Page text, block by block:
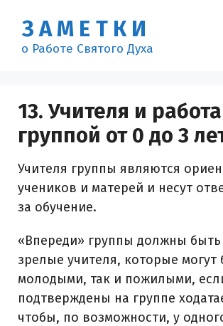
содержимому
ЗАМЕТКИ
о Работе Святого Духа
13. Учителя и
группой от 0 до 3
Учителя группы являются
учеников и матерей и несут
за обучение.
«Впереди» группы должны быть
зрелые учителя, которые могут
молодыми, так и пожилыми,
подтверждены на группе
чтобы, по возможности, у